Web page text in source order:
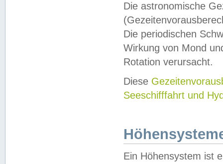
Die astronomische
Die periodischen
Wirkung von Mond
Rotation verursacht.
Diese
Seeschifffahrt und
Ein Höhensystem ist